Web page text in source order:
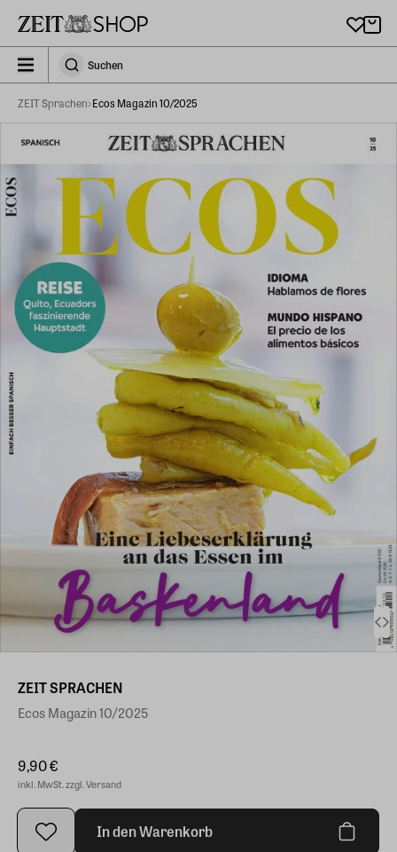
zeit_storefront.components.search.collapsed
SuchenSuchen
ZEIT Sprachen Ecos Magazin 10/2025
ZEIT SPRACHEN
Ecos Magazin 10/2025
9,90 €
inkl. MwSt. zzgl. Versand
In den Warenkorb